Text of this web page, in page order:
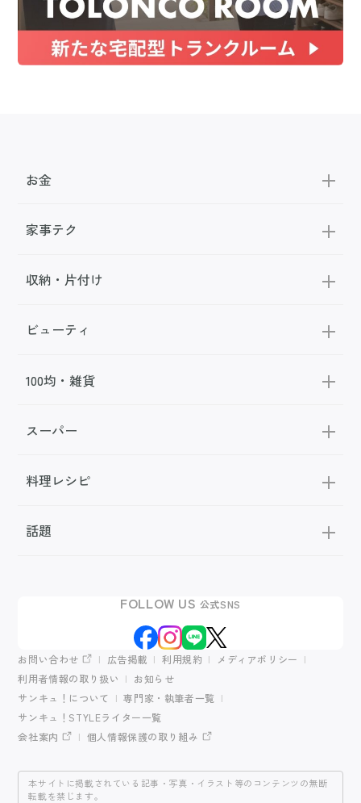
お金
家事テク
収納・片付け
ビューティ
100均・雑貨
スーパー
料理レシピ
話題
FOLLOW US 公式SNS
お問い合わせ 広告掲載 利用規約
メディアポリシー
利用者情報の取り扱い
お知らせ
サンキュ！について
専門家・執筆者一覧
サンキュ！STYLEライター一覧
会社案内
個人情報保護の取り組み
本サイトに掲載されている記事・写真・イラスト等のコンテンツの無断
転載を禁じます。